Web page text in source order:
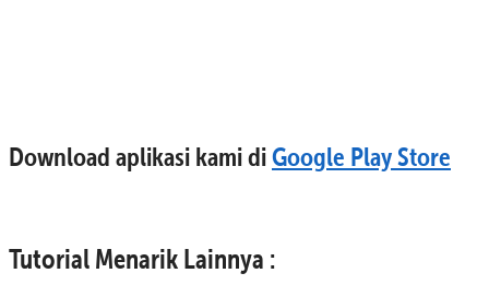
Download aplikasi kami diGoogle Play Store
Tutorial Menarik Lainnya :